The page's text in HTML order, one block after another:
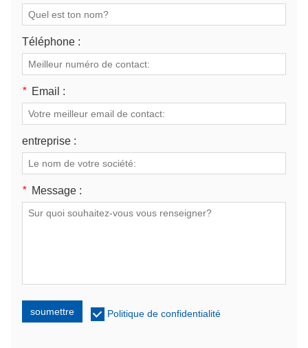
Téléphone :
* Email :
entreprise :
* Message :
soumettre Politique de confidentialité